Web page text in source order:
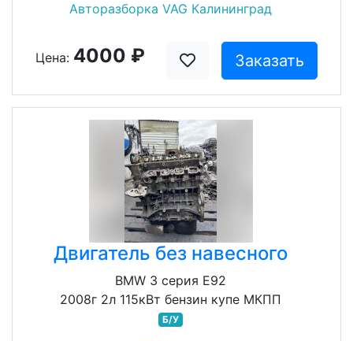
Авторазборка VAG Калининград
Цена: 4000 ₽ Заказать
Двигатель без навесного
BMW 3 серия E92
2008г 2л 115кВт бензин купе МКПП
Б/У